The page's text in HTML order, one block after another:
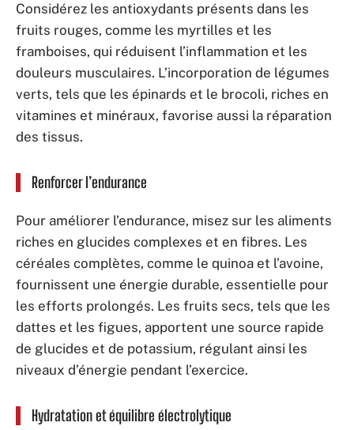
Considérez les antioxydants présents dans les
fruits rouges, comme les myrtilles et les
framboises, qui réduisent l’inflammation et les
douleurs musculaires. L’incorporation de légumes
verts, tels que les épinards et le brocoli, riches en
vitamines et minéraux, favorise aussi la réparation
des tissus.
Renforcer l’endurance
Pour améliorer l’endurance, misez sur les aliments
riches en glucides complexes et en fibres. Les
céréales complètes, comme le quinoa et l’avoine,
fournissent une énergie durable, essentielle pour
les efforts prolongés. Les fruits secs, tels que les
dattes et les figues, apportent une source rapide
de glucides et de potassium, régulant ainsi les
niveaux d’énergie pendant l’exercice.
Hydratation et équilibre électrolytique